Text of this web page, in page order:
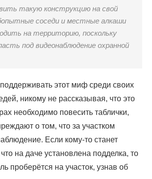
такую конструкцию на свой
соседи и местные алкаши
на территорию, поскольку
под видеонаблюдение охранной
этот миф среди своих
никому не рассказывая, что это
необходимо повесить таблички,
о том, что за участком
Если кому-то станет
на даче установлена подделка, то
проберётся на участок, узнав об